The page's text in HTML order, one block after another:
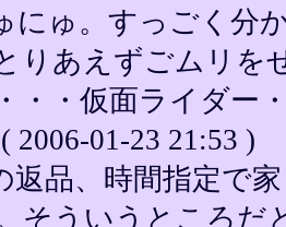
にゅ。すっごく分
あえずごムリを
・仮面ライダー
2006-01-23 21:53 )
返品、時間指定で
そういうところだ